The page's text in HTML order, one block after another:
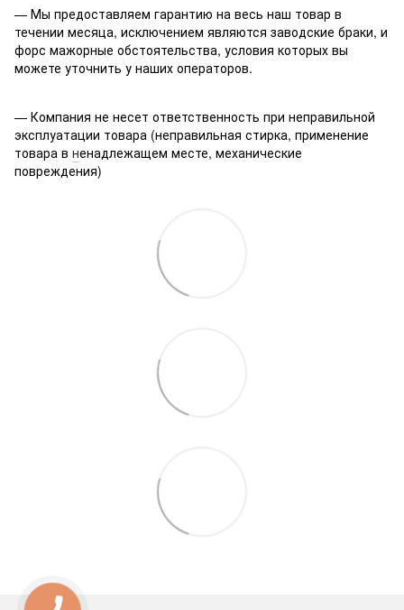
— Мы предоставляем гарантию на весь наш товар в
течении месяца, исключением являются заводские браки, и
форс мажорные обстоятельства, условия которых вы
можете уточнить у наших операторов.
— Компания не несет ответственность при неправильной
эксплуатации товара (неправильная стирка, применение
товара в ненадлежащем месте, механические
повреждения)